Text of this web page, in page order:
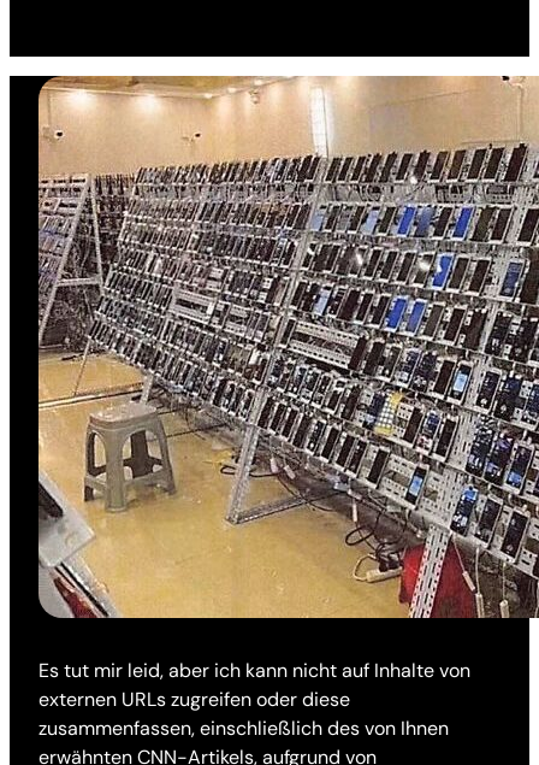
Es tut mir leid, aber ich kann nicht auf Inhalte von
externen URLs zugreifen oder diese
zusammenfassen, einschließlich des von Ihnen
erwähnten CNN-Artikels, aufgrund von